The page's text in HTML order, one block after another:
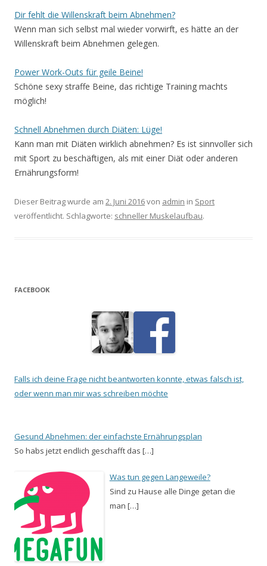
Dir fehlt die Willenskraft beim Abnehmen?
Wenn man sich selbst mal wieder vorwirft, es hätte an der
Willenskraft beim Abnehmen gelegen.
Power Work-Outs für geile Beine!
Schöne sexy straffe Beine, das richtige Training machts
möglich!
Schnell Abnehmen durch Diäten: Lüge!
Kann man mit Diäten wirklich abnehmen? Es ist sinnvoller sich
mit Sport zu beschäftigen, als mit einer Diät oder anderen
Ernährungsform!
Dieser Beitrag wurde am 2. Juni 2016von admin in Sport
veröffentlicht. Schlagworte: schneller Muskelaufbau.
FACEBOOK
Falls ich deine Frage nicht beantworten konnte, etwas falsch ist,
oder wenn man mir was schreiben möchte
Gesund Abnehmen: der einfachste Ernährungsplan
So habs jetzt endlich geschafft das […]
Was tun gegen Langeweile?
Sind zu Hause alle Dinge getan die
man […]